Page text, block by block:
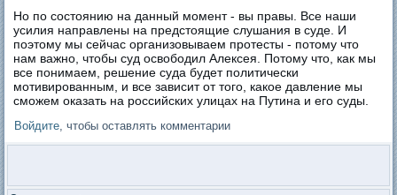
Но по состоянию на данный момент - вы правы. Все наши
усилия направлены на предстоящие слушания в суде. И
поэтому мы сейчас организовываем протесты - потому что
нам важно, чтобы суд освободил Алексея. Потому что, как мы
все понимаем, решение суда будет политически
мотивированным, и все зависит от того, какое давление мы
сможем оказать на российских улицах на Путина и его суды.
Войдите, чтобы оставлять комментарии